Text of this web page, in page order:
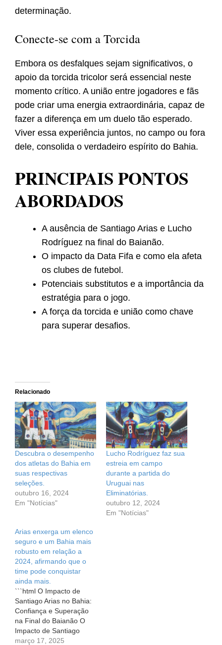
determinação.
Conecte-se com a Torcida
Embora os desfalques sejam significativos, o
apoio da torcida tricolor será essencial neste
momento crítico. A união entre jogadores e fãs
pode criar uma energia extraordinária, capaz de
fazer a diferença em um duelo tão esperado.
Viver essa experiência juntos, no campo ou fora
dele, consolida o verdadeiro espírito do Bahia.
PRINCIPAIS PONTOS
ABORDADOS
A ausência de Santiago Arias e Lucho
Rodríguez na final do Baianão.
O impacto da Data Fifa e como ela afeta
os clubes de futebol.
Potenciais substitutos e a importância da
estratégia para o jogo.
A força da torcida e união como chave
para superar desafios.
Relacionado
Descubra o desempenho
dos atletas do Bahia em
suas respectivas
seleções.
outubro 16, 2024
Em "Notícias"
Lucho Rodríguez faz sua
estreia em campo
durante a partida do
Uruguai nas
Eliminatórias.
outubro 12, 2024
Em "Notícias"
Arias enxerga um elenco
seguro e um Bahia mais
robusto em relação a
2024, afirmando que o
time pode conquistar
ainda mais.
```html O Impacto de
Santiago Arias no Bahia:
Confiança e Superação
na Final do Baianão O
Impacto de Santiago
Arias no Bahia: Confiança
março 17, 2025